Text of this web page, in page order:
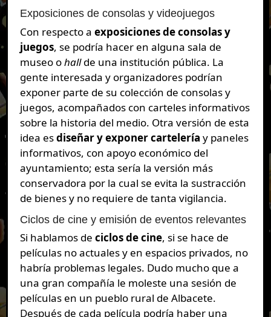
Exposiciones de consolas y videojuegos
Con respecto a exposiciones de consolas y
juegos, se podría hacer en alguna sala de
museo ohallde una institución pública. La
gente interesada y organizadores podrían
exponer parte de su colección de consolas y
juegos, acompañados con carteles informativos
sobre la historia del medio. Otra versión de esta
idea esdiseñar y exponer cartelería y paneles
informativos, con apoyo económico del
ayuntamiento; esta sería la versión más
conservadora por la cual se evita la sustracción
de bienes y no requiere de tanta vigilancia.
Ciclos de cine y emisión de eventos relevantes
Si hablamos de ciclos de cine, si se hace de
películas no actuales y en espacios privados, no
habría problemas legales. Dudo mucho que a
una gran compañía le moleste una sesión de
películas en un pueblo rural de Albacete.
Después de cada película podría haber una